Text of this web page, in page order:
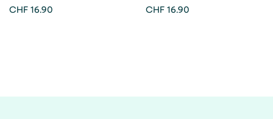
Lümne
CHF 16.90
Lümne
CHF 16.90